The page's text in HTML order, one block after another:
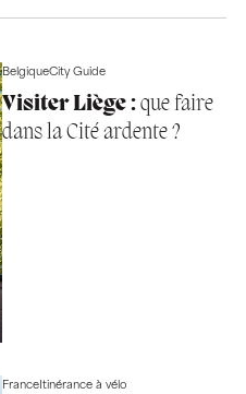
BelgiqueCity Guide
Visiter Liège :que faire
dans la Cité ardente ?
FranceItinérance à vélo